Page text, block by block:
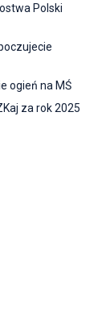
Polski
ogień na MŚ
za rok 2025